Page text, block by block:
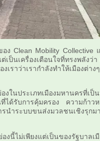
ง Clean Mobility Collective
เป็นเครื่องเตือนใจที่ทรงพลังว่
ราว่าเรากำลังทำให้เมืองต่
นประเภทเมืองมหานครที่เป็
ได้รับการคุ้มครอง ความก้าว
ระบบขนส่งมวลชนเชิงรุกมา
องนี้ไม่เพียงแต่เป็นของรัฐบาลเ